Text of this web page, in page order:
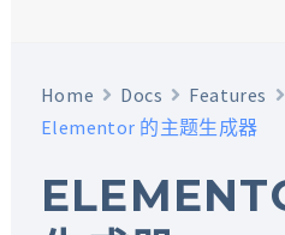
Home Docs Features
Elementor 的主题生成器